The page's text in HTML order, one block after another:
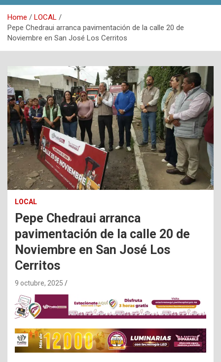
Home
LOCAL
Pepe Chedraui arranca pavimentación de la calle 20 de
Noviembre en San José Los Cerritos
LOCAL
Pepe Chedraui arranca
pavimentación de la calle 20 de
Noviembre en San José Los
Cerritos
9 octubre, 2025